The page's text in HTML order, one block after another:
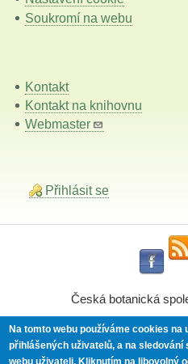
Soukromí na webu
Kontakt
Kontakt na knihovnu
Webmaster
Přihlásit se
Česká botanická
Na tomto webu používáme cookies
přihlášených uživatelů, a na
webu uživateli. Kliknutím na libovolný